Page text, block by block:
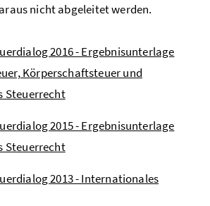
nicht abgeleitet werden.
2016 - Ergebnisunterlage
Körperschaftsteuer und
Steuerrecht
2015 - Ergebnisunterlage
Steuerrecht
2013 - Internationales